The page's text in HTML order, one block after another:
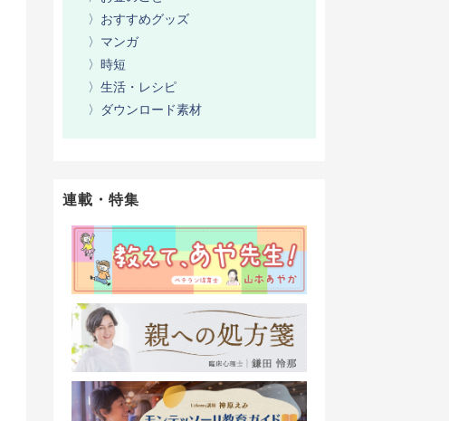
〉おすすめグッズ
〉マンガ
〉時短
〉生活・レシピ
〉ダウンロード素材
連載・特集